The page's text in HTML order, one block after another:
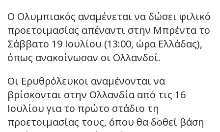
Ο Ολυμπιακός αναμένεται να δώσει φιλικό
προετοιμασίας απέναντι στην Μπρέντα το
Σάββατο 19 Ιουλίου (13:00, ώρα Ελλάδας),
όπως ανακοίνωσαν οι Ολλανδοί.
Οι Ερυθρόλευκοι αναμένονται να
βρίσκονται στην Ολλανδία από τις 16
Ιουλίου για το πρώτο στάδιο τη
προετοιμασίας τους, όπου θα δοθεί βάση